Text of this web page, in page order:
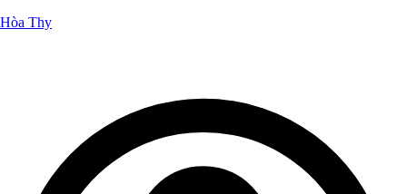
Hòa Thy